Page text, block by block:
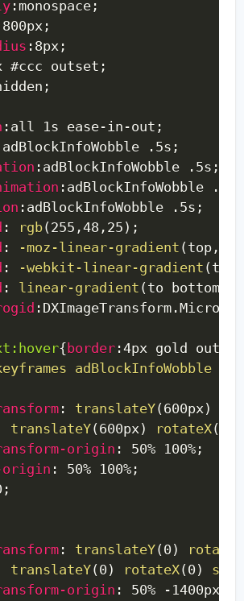
: monospace ;
800px ;
: 8px ;
#ccc outset ;
;
: all 1s ease-in-out ;
adBlockInfoWobble .5s ;
: adBlockInfoWobble .5s ;
: adBlockInfoWobble .5s
: adBlockInfoWobble .5s ;
: rgb(255 ,48 , 25 ) ;
: -moz-linear-gradient (top ,
: -webkit-linear-gradient (top
: linear-gradient (to bottom
:
{ border :4px gold outset
adBlockInfoWobble
: translateY(600px)
translateY(600px) rotateX(
origin : 50% 100% ;
origin : 50% 100% ;
;
: translateY(0 )
rotateX
translateY(0 ) rotateX(0 )
origin : 50% -1400px